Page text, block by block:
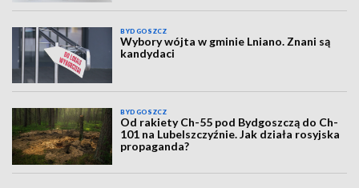
BYDGOSZCZ
Wybory wójta w gminie Lniano. Znani są
kandydaci
BYDGOSZCZ
Od rakiety Ch-55 pod Bydgoszczą do Ch-
101 na Lubelszczyźnie. Jak działa rosyjska
propaganda?